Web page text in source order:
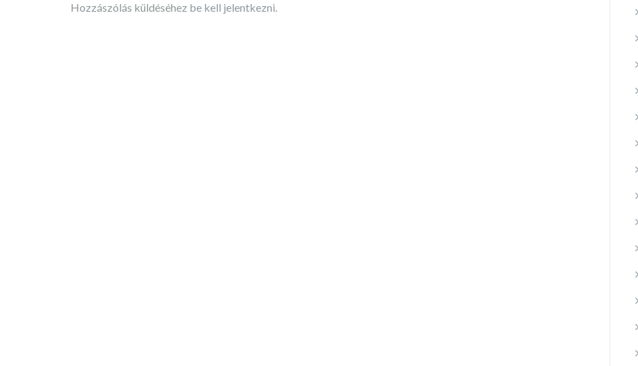
Hozzászólás küldéséhez be kell jelentkezni.